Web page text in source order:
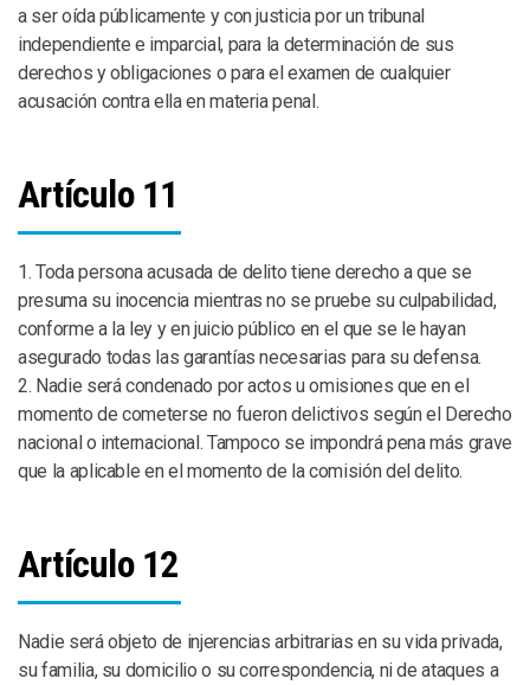
a ser oída públicamente y con justicia por un tribunal
independiente e imparcial, para la determinación de sus
derechos y obligaciones o para el examen de cualquier
acusación contra ella en materia penal.
Artículo 11
1. Toda persona acusada de delito tiene derecho a que se
presuma su inocencia mientras no se pruebe su culpabilidad,
conforme a la ley y en juicio público en el que se le hayan
asegurado todas las garantías necesarias para su defensa.
2. Nadie será condenado por actos u omisiones que en el
momento de cometerse no fueron delictivos según el Derecho
nacional o internacional. Tampoco se impondrá pena más grave
que la aplicable en el momento de la comisión del delito.
Artículo 12
Nadie será objeto de injerencias arbitrarias en su vida privada,
su familia, su domicilio o su correspondencia, ni de ataques a